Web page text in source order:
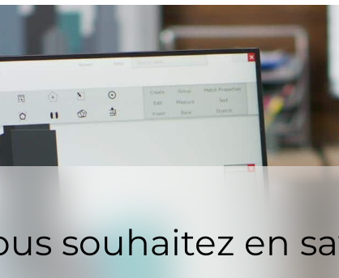
souhaitez en